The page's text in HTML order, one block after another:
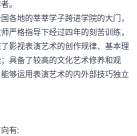
。
各地的莘莘学子跨进学院的大门，
严格指导下经过四年的刻苦训练，
影视表演艺术的创作规律、基本理
具备了较高的文化艺术修养和观
够运用表演艺术的内外部技巧独立
有: